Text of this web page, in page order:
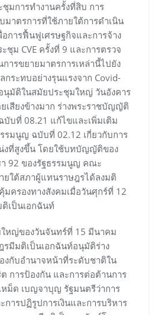
มการทำงานครั้งที่สิบ การ
าตรการที่ใช้ภายใต้การดำเนิน
การฟื้นฟูเศรษฐกิจและการจ้าง
ชุม CVE ครั้งที่ 9 และการตรวจ
ารขยายมาตรการเหล่านี้ไปยัง
ระทบอย่างรุนแรงจาก Covid-
นุมัติในสมัยประชุมใหญ่ วันอังคาร
เสียงข้างมาก ร่างพระราชบัญญัติ
บที่ 08.21 แก้ไขและเพิ่มเติม
รมนูญ ฉบับที่ 02.12 เกี่ยวกับการ
งที่สูงขึ้น โดยใช้บทบัญญัติของ
92 ของรัฐธรรมนูญ คณะ
ยใต้สภาผู้แทนราษฎรได้ลงมติ
มครองทางสังคมเมื่อวันศุกร์ที่ 12
เป็นเอกฉันท์
ใหญ่ของวันจันทร์ที่ 15 มีนาคม
มีมติเป็นเอกฉันท์อนุมัติร่าง
งกับอำนาจหน้าที่ระดับชาติใน
การป้องกัน และการต่อต้านการ
ม็ด เบญจาบุญ รัฐมนตรีว่าการ
การปฏิรูปการเงินและการบริหาร